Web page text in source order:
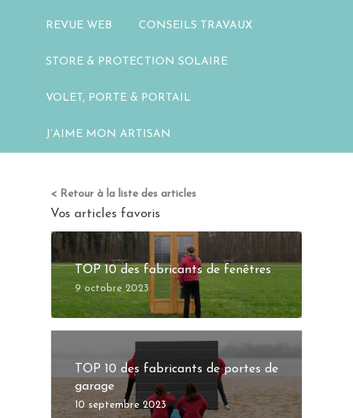
REVUE WEB CONSEILS TRAVAUX
STORE & PROTECTION SOLAIRE
VOLET, PORTE & PORTAIL
J’AIME MON ARTISAN
< Retour à la liste des articles
Vos articles favoris
TOP 10 des fabricants de fenêtres
9 octobre 2023
TOP 10 des fabricants de portes de
garage
10 septembre 2023